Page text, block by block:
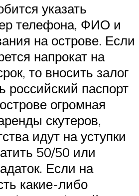
указать
телефона, ФИО и
на острове. Если
напрокат на
то вносить залог
российский паспорт
огромная
скутеров,
идут на уступки
50/50 или
Если на
какие-либо